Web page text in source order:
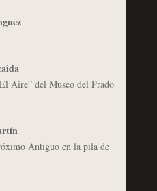
Aire” del Museo del Prado
Antiguo en la pila de